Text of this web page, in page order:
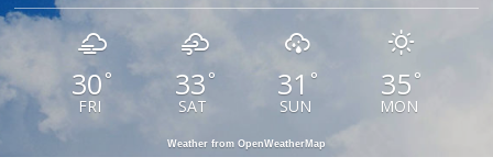
30 °
FRI
33 °
SAT
31 °
SUN
35 °
MON
Weather from OpenWeatherMap